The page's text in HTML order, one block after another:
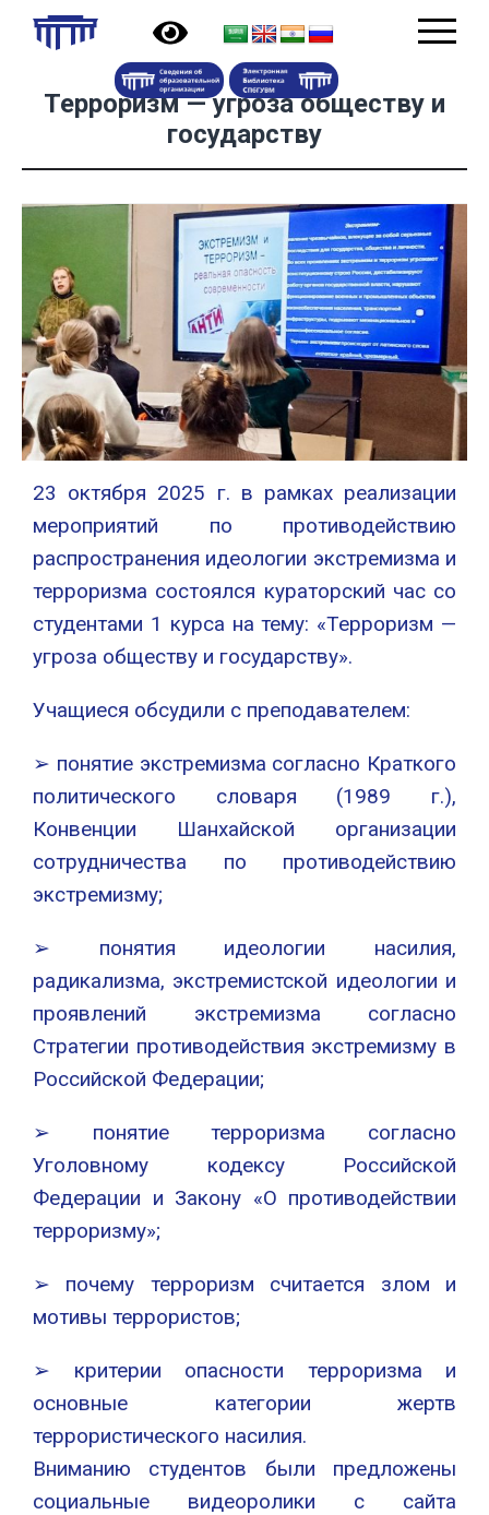
Терроризм — угроза обществу и
государству
23 октября 2025 г. в рамках реализации
мероприятий по противодействию
распространения идеологии экстремизма и
терроризма состоялся кураторский час со
студентами 1 курса на тему: «Терроризм —
угроза обществу и государству».
Учащиеся обсудили с преподавателем:
➢ понятие экстремизма согласно Краткого
политического словаря (1989 г.),
Конвенции Шанхайской организации
сотрудничества по противодействию
экстремизму;
➢ понятия идеологии насилия,
радикализма, экстремистской идеологии и
проявлений экстремизма согласно
Стратегии противодействия экстремизму в
Российской Федерации;
➢ понятие терроризма согласно
Уголовному кодексу Российской
Федерации и Закону «О противодействии
терроризму»;
➢ почему терроризм считается злом и
мотивы террористов;
➢ критерии опасности терроризма и
основные категории жертв
террористического насилия.
Вниманию студентов были предложены
социальные видеоролики с сайта